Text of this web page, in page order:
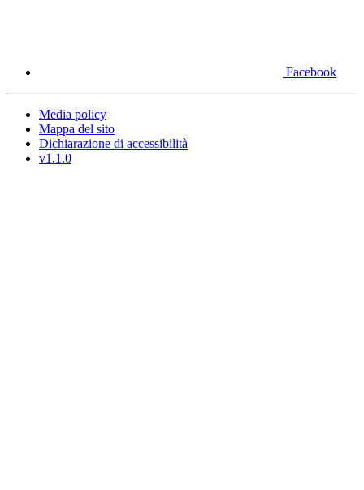
Facebook
Media policy
Mappa del sito
Dichiarazione di accessibilità
v1.1.0